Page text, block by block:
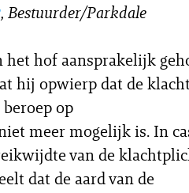
, Bestuurder/Parkdale
het hof aansprakelijk
hij opwierp dat de
op
meer mogelijk is. In
van de
dat de aard van de